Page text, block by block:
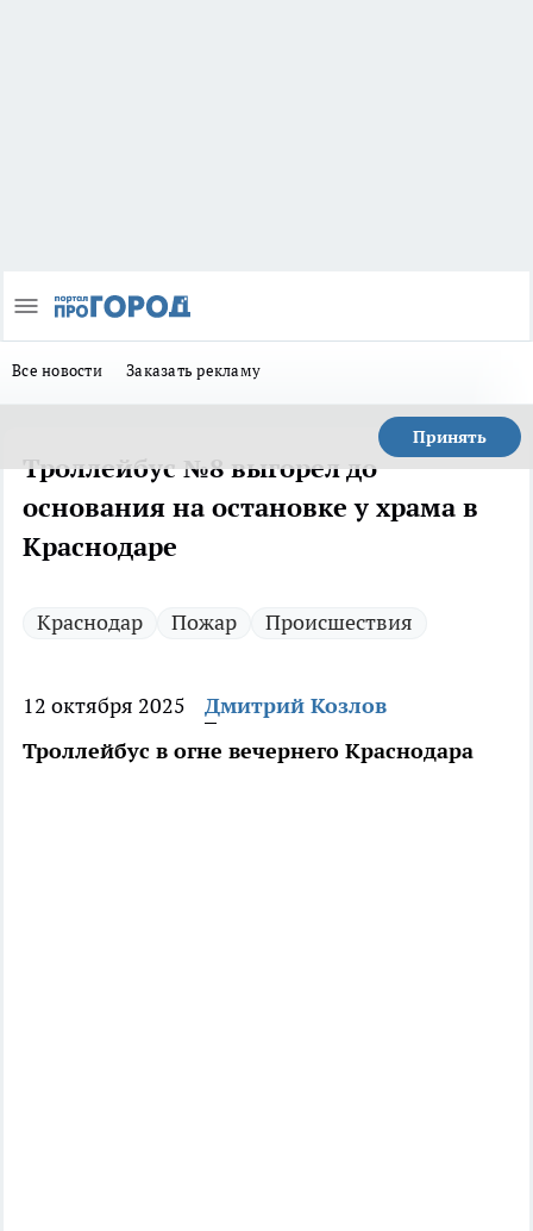
Все новости Заказать рекламу
Принять
Троллейбус №8 выгорел до
основания на остановке у храма в
Краснодаре
Краснодар Пожар Происшествия
12 октября 2025
Дмитрий Козлов
Троллейбус в огне вечернего Краснодара